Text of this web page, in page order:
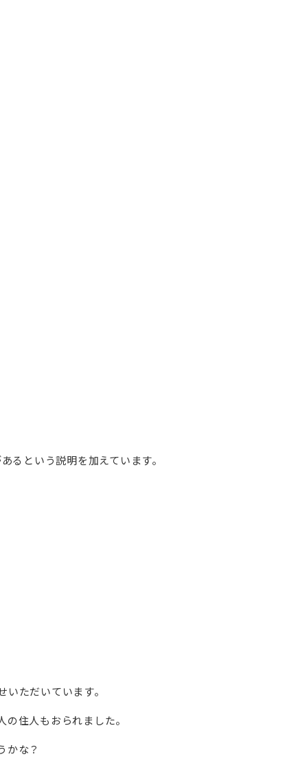
るという説明を加えています。
ただいています。
住人もおられました。
かな？